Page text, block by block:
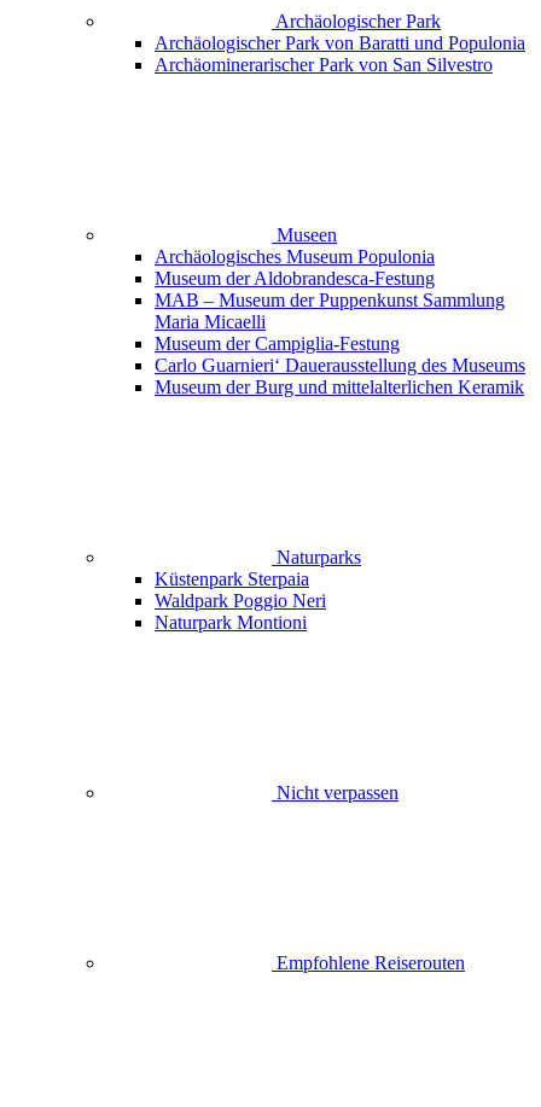
Archäologischer Park
Archäologischer Park von Baratti und Populonia
Archäominerarischer Park von San Silvestro
Museen
Archäologisches Museum Populonia
Museum der Aldobrandesca-Festung
MAB – Museum der Puppenkunst Sammlung
Maria Micaelli
Museum der Campiglia-Festung
Carlo Guarnieri‘ Dauerausstellung des Museums
Museum der Burg und mittelalterlichen Keramik
Naturparks
Küstenpark Sterpaia
Waldpark Poggio Neri
Naturpark Montioni
Nicht verpassen
Empfohlene Reiserouten